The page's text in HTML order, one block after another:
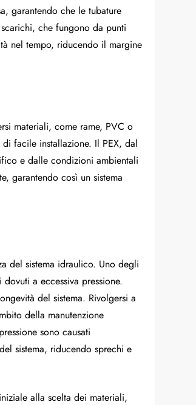
garantendo che le tubature
che fungono da punti
nel tempo, riducendo il margine
materiali, come rame, PVC o
facile installazione. Il PEX, dal
e dalle condizioni ambientali
garantendo così un sistema
del sistema idraulico. Uno degli
a eccessiva pressione.
del sistema. Rivolgersi a
della manutenzione
sono causati
sistema, riducendo sprechi e
alla scelta dei materiali,